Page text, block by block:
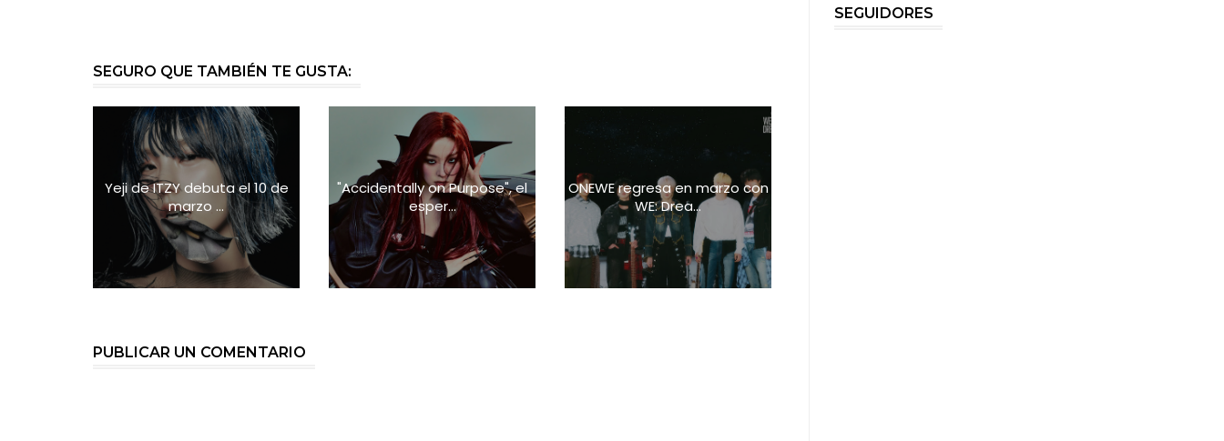
SEGURO QUE TAMBIÉN TE GUSTA:
Yeji de ITZY debuta el 10 de
marzo ...
"Accidentally on Purpose", el
esper...
ONEWE regresa en marzo con
WE: Drea...
PUBLICAR UN COMENTARIO
SEGUIDORES